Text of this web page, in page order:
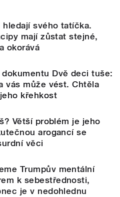
hledají svého tatíčka.
mají zůstat stejné,
okorává
Dvě deci tuše:
vás může vést. Chtěla
křehkost
Větší problém je jeho
arogancí se
věci
Trumpův mentální
k sebestřednosti,
je v nedohlednu